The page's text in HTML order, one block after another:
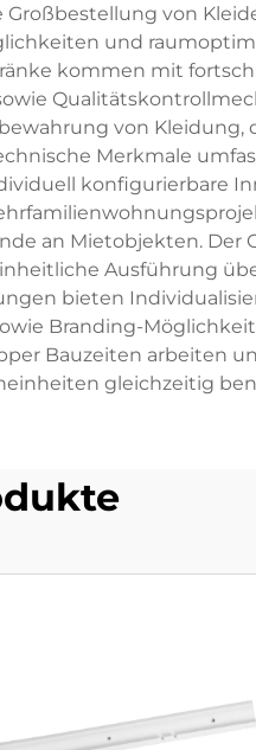
von
und
kommen mit
von Kleidung,
Merkmale
konfigurierbare
an Mietobjekten. Der
Ausführung
bieten
Branding-
Bauzeiten arbeiten
gleichzeitig